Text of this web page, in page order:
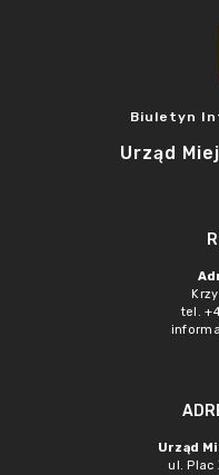
Biuletyn
Urząd
tel.
Urząd
ul. Plac